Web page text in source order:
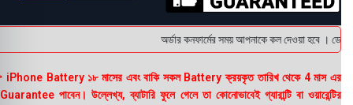
অর্ডার কনফার্মের সময় আপনাকে কল দেওয়া হবে ।
Battery ১৮ মাসের এবং বাকি সকল Battery ক্রয়কৃত তারিখ থেকে 4 মাস এর
পাবেন। উল্লেখ্য, ব্যাটারি ফুলে গেলে তা কোনোভাবেই গ্যারান্টি বা ওয়ারেন্টির